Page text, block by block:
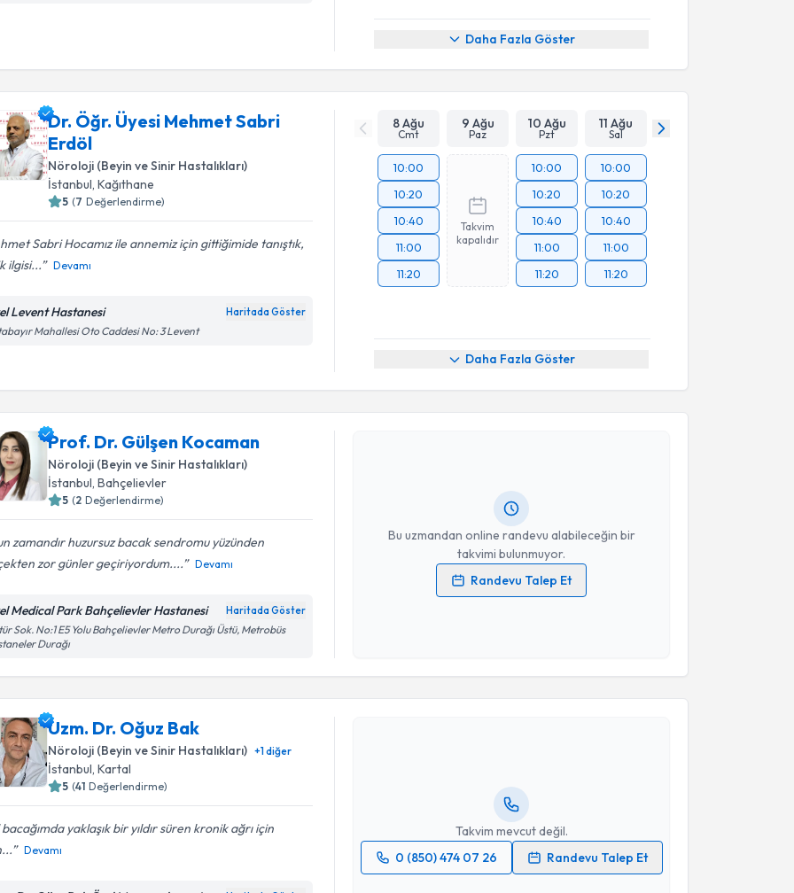
Daha Fazla Göster
Dr. Öğr. Üyesi Mehmet Sabri
Erdöl
Nöroloji (Beyin ve Sinir Hastalıkları)
İstanbul, Kağıthane
5 (7 Değerlendirme)
Sabri Hocamız ile annemiz için gittiğimide tanıştık,
ilgisi...
Devamı
Levent Hastanesi Haritada Göster
Mahallesi Oto Caddesi No: 3 Levent
8 Ağu
Cmt
9 Ağu
Paz
10 Ağu
Pzt
11 Ağu
Sal
10:00
10:20
10:40
11:00
11:20
Takvim
kapalıdır
10:00
10:20
10:40
11:00
11:20
10:00
10:20
10:40
11:00
11:20
Daha Fazla Göster
Prof. Dr. Gülşen Kocaman
Nöroloji (Beyin ve Sinir Hastalıkları)
İstanbul , Bahçelievler
5 (2 Değerlendirme)
zamandır huzursuz bacak sendromu yüzünden
zor günler geçiriyordum....
Devamı
Medical Park Bahçelievler Hastanesi Haritada Göster
Sok. No:1 E5 Yolu Bahçelievler Metro Durağı Üstü, Metrobüs
Durağı
Bu uzmandan online randevu alabileceğin bir
takvimi bulunmuyor.
Randevu Talep Et
Kişisel verilerimin işlenmesine ilişkinAydınlatma Metni
Uzm. Dr. Oğuz Bak
Nöroloji (Beyin ve Sinir Hastalıkları) +1diğer
İstanbul , Kartal
5 (41 Değerlendirme)
yaklaşık bir yıldır süren kronik ağrı için
Devamı
Takvim mevcut değil.
0 (850) 474 07 26
Randevu Talep Et